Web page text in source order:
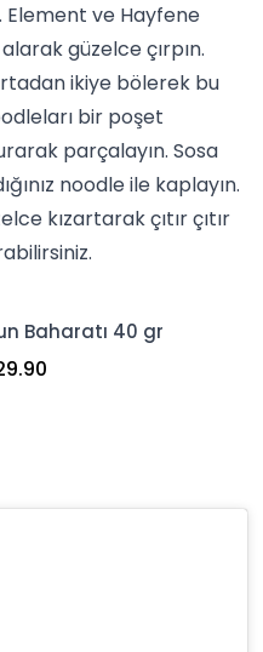
Element ve Hayfene
güzelce çırpın.
ikiye bölerek bu
bir poşet
parçalayın. Sosa
noodle ile kaplayın.
kızartarak çıtır çıtır
Baharatı 40 gr